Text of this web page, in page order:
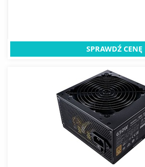
SPRAWDŹ CENĘ